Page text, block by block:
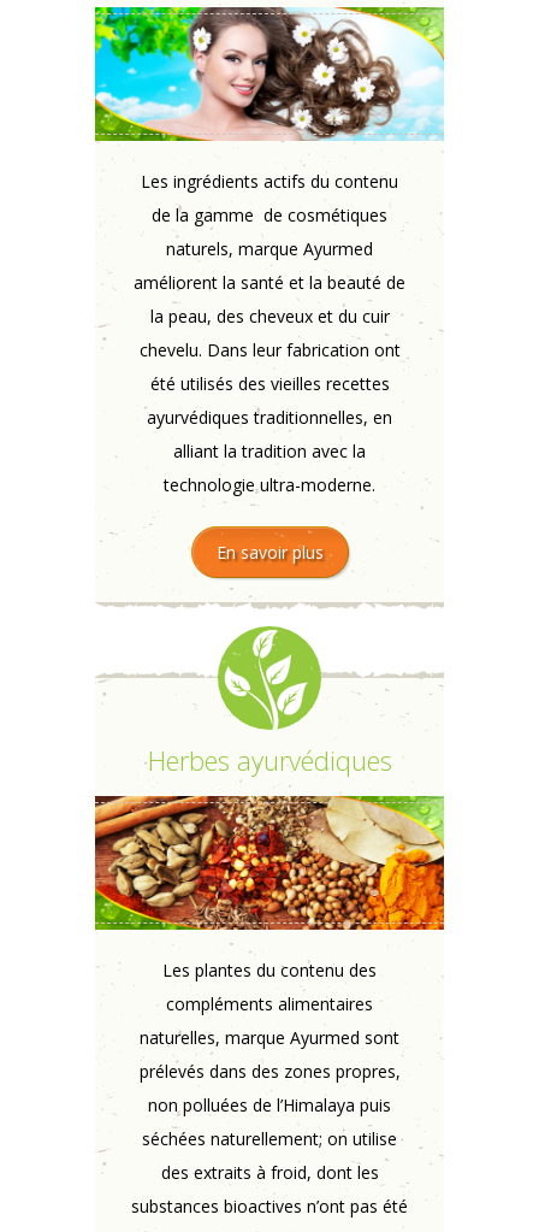
Les ingrédients actifs du contenu
de la gamme de cosmétiques
naturels, marque Ayurmed
améliorent la santé et la beauté de
la peau, des cheveux et du cuir
chevelu. Dans leur fabrication ont
été utilisés des vieilles recettes
ayurvédiques traditionnelles, en
alliant la tradition avec la
technologie ultra-moderne.
En savoir plus
Herbes ayurvédiques
Les plantes du contenu des
compléments alimentaires
naturelles, marque Ayurmed sont
prélevés dans des zones propres,
non polluées de l’Himalaya puis
séchées naturellement; on utilise
des extraits à froid, dont les
substances bioactives n’ont pas été